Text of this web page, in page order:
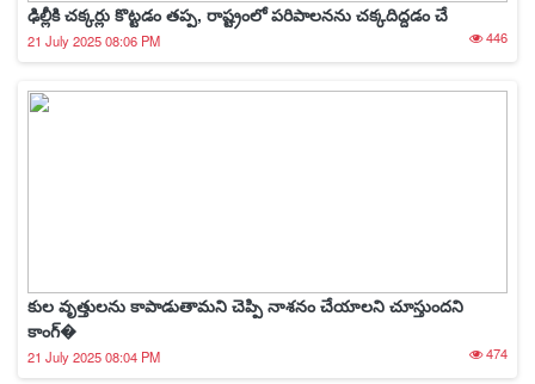
ఢిల్లీకి చక్కర్లు కొట్టడం తప్ప, రాష్ట్రంలో పరిపాలనను చక్కదిద్దడం చే
21 July 2025 08:06 PM 446
కుల వృత్తులను కాపాడుతామని చెప్పి నాశ‌నం చేయాల‌ని చూస్తుంద‌ని
కాంగ్�
21 July 2025 08:04 PM 474